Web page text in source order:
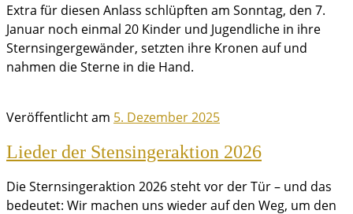
Extra für diesen Anlass schlüpften am Sonntag, den 7.
Januar noch einmal 20 Kinder und Jugendliche in ihre
Sternsingergewänder, setzten ihre Kronen auf und
nahmen die Sterne in die Hand.
Veröffentlicht am 5. Dezember 2025
Lieder der Stensingeraktion 2026
Die Sternsingeraktion 2026 steht vor der Tür – und das
bedeutet: Wir machen uns wieder auf den Weg, um den